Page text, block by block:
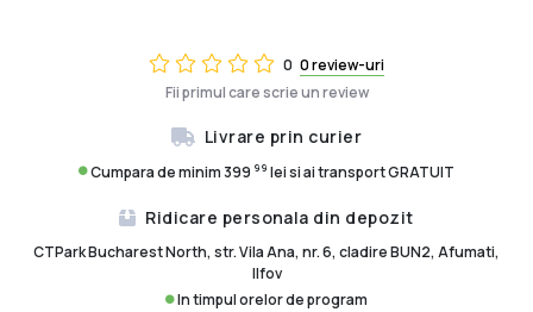
0 0 review-uri
Fii primul care scrie un review
Livrare prin curier
Cumpara de minim 399 99 lei si ai transport GRATUIT
Ridicare personala din depozit
CTPark Bucharest North, str. Vila Ana, nr. 6, cladire BUN2, Afumati,
Ilfov
In timpul orelor de program